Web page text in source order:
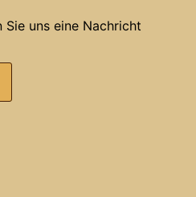
Sie uns eine Nachricht